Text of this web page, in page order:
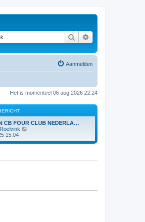
Zoek
Aanmelden
Het is momenteel 06 aug 2026 22:24
CB FOUR CLUB NEDERLA…
k
15:04